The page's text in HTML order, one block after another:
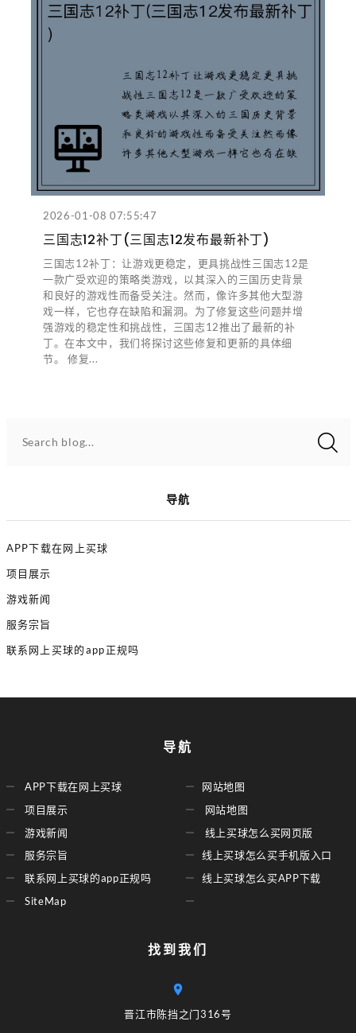
2026-01-08 07:55:47
三国志12补丁(三国志12发布最新补丁)
三国志12补丁：让游戏更稳定，更具挑战性三国志12是
一款广受欢迎的策略类游戏，以其深入的三国历史背景
和良好的游戏性而备受关注。然而，像许多其他大型游
戏一样，它也存在缺陷和漏洞。为了修复这些问题并增
强游戏的稳定性和挑战性，三国志12推出了最新的补
丁。在本文中，我们将探讨这些修复和更新的具体细
节。 修复...
Search blog...
导航
APP下载在网上买球
项目展示
游戏新闻
服务宗旨
联系网上买球的app正规吗
导航
APP下载在网上买球
项目展示
游戏新闻
服务宗旨
联系网上买球的app正规吗
SiteMap
网站地图
网站地图
线上买球怎么买网页版
线上买球怎么买手机版入口
线上买球怎么买APP下载
找到我们
晋江市陈挡之门316号